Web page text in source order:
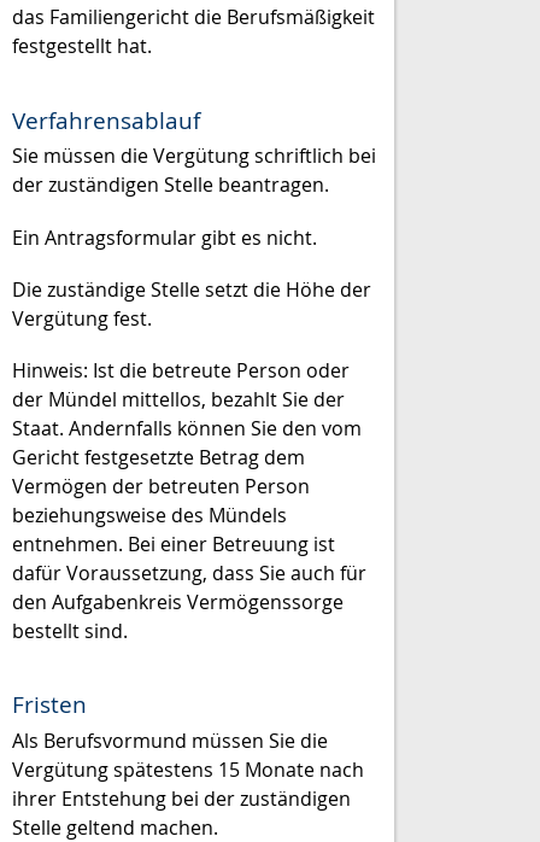
das Familiengericht die Berufsmäßigkeit
festgestellt hat.
Verfahrensablauf
Sie müssen die Vergütung schriftlich bei
der zuständigen Stelle beantragen.
Ein Antragsformular gibt es nicht.
Die zuständige Stelle setzt die Höhe der
Vergütung fest.
Hinweis: Ist die betreute Person oder
der Mündel mittellos, bezahlt Sie der
Staat. Andernfalls können Sie den vom
Gericht festgesetzte Betrag dem
Vermögen der betreuten Person
beziehungsweise des Mündels
entnehmen. Bei einer Betreuung ist
dafür Voraussetzung, dass Sie auch für
den Aufgabenkreis Vermögenssorge
bestellt sind.
Fristen
Als Berufsvormund müssen Sie die
Vergütung spätestens 15 Monate nach
ihrer Entstehung bei der zuständigen
Stelle geltend machen.